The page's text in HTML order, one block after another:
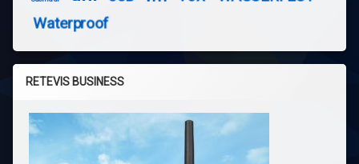
Waterproof
RETEVIS BUSINESS